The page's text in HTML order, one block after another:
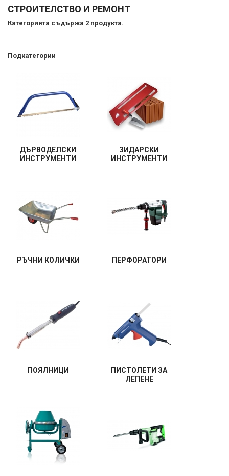
СТРОИТЕЛСТВО И РЕМОНТ
Категорията съдържа 2 продукта.
Подкатегории
ДЪРВОДЕЛСКИ
ИНСТРУМЕНТИ
ЗИДАРСКИ
ИНСТРУМЕНТИ
РЪЧНИ КОЛИЧКИ ПЕРФОРАТОРИ
ПОЯЛНИЦИ
ПИСТОЛЕТИ ЗА
ЛЕПЕНЕ